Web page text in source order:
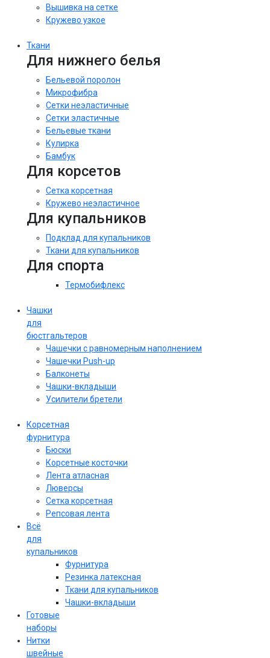
Вышивка на сетке
Кружево узкое
Ткани
Для нижнего белья
Бельевой поролон
Микрофибра
Сетки неэластичные
Сетки эластичные
Бельевые ткани
Кулирка
Бамбук
Для корсетов
Сетка корсетная
Кружево неэластичное
Для купальников
Подклад для купальников
Ткани для купальников
Для спорта
Термобифлекс
Чашки
для
бюстгальтеров
Чашечки с равномерным наполнением
Чашечки Push-up
Балконеты
Чашки-вкладыши
Усилители бретели
Корсетная
фурнитура
Бюски
Корсетные косточки
Лента атласная
Люверсы
Сетка корсетная
Репсовая лента
Всё
для
купальников
Фурнитура
Резинка латексная
Ткани для купальников
Чашки-вкладыши
Готовые
наборы
Нитки
швейные